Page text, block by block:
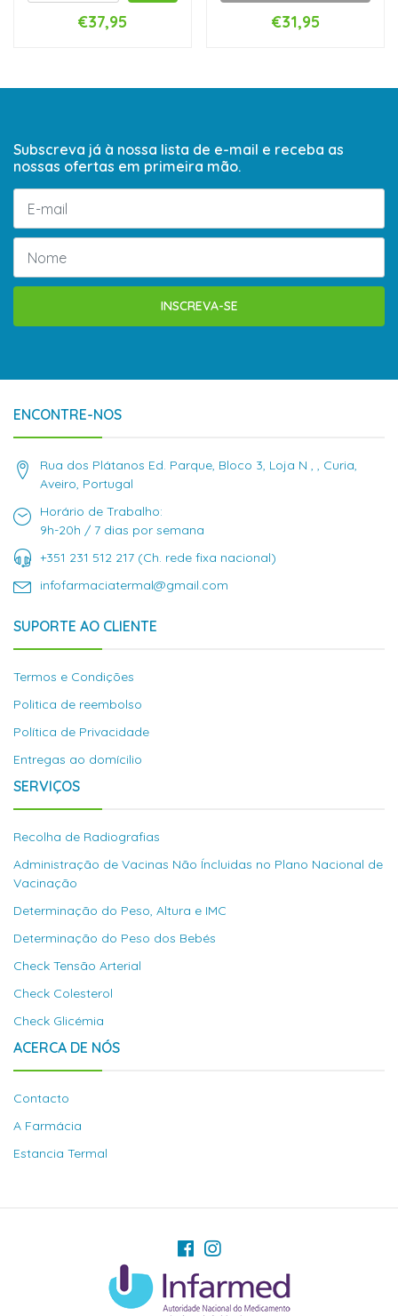
€37,95 €31,95
Subscreva já à nossa lista de e-mail e receba as
nossas ofertas em primeira mão.
INSCREVA-SE
ENCONTRE-NOS
Rua dos Plátanos Ed. Parque, Bloco 3, Loja N , , Curia,
Aveiro, Portugal
Horário de Trabalho:
9h-20h / 7 dias por semana
+351 231 512 217 (Ch. rede fixa nacional)
infofarmaciatermal@gmail.com
SUPORTE AO CLIENTE
Termos e Condições
Politica de reembolso
Política de Privacidade
Entregas ao domícilio
SERVIÇOS
Recolha de Radiografias
Administração de Vacinas Não Íncluidas no Plano Nacional de
Vacinação
Determinação do Peso, Altura e IMC
Determinação do Peso dos Bebés
Check Tensão Arterial
Check Colesterol
Check Glicémia
ACERCA DE NÓS
Contacto
A Farmácia
Estancia Termal